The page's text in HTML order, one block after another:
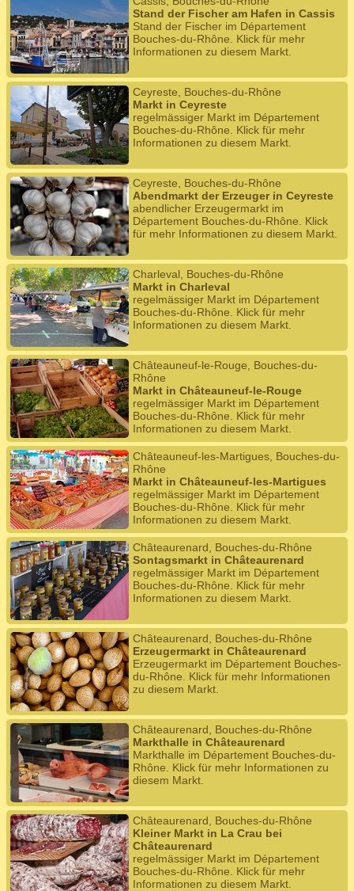
Stand der Fischer am Hafen in Cassis
Stand der Fischer im Département
Bouches-du-Rhône. Klick für mehr
Informationen zu diesem Markt.
Ceyreste, Bouches-du-Rhône
Markt in Ceyreste
regelmässiger Markt im Département
Bouches-du-Rhône. Klick für mehr
Informationen zu diesem Markt.
Ceyreste, Bouches-du-Rhône
Abendmarkt der Erzeuger in Ceyreste
abendlicher Erzeugermarkt im
Département Bouches-du-Rhône. Klick
für mehr Informationen zu diesem Markt.
Charleval, Bouches-du-Rhône
Markt in Charleval
regelmässiger Markt im Département
Bouches-du-Rhône. Klick für mehr
Informationen zu diesem Markt.
Châteauneuf-le-Rouge, Bouches-du-
Rhône
Markt in Châteauneuf-le-Rouge
regelmässiger Markt im Département
Bouches-du-Rhône. Klick für mehr
Informationen zu diesem Markt.
Châteauneuf-les-Martigues, Bouches-du-
Rhône
Markt in Châteauneuf-les-Martigues
regelmässiger Markt im Département
Bouches-du-Rhône. Klick für mehr
Informationen zu diesem Markt.
Châteaurenard, Bouches-du-Rhône
Sontagsmarkt in Châteaurenard
regelmässiger Markt im Département
Bouches-du-Rhône. Klick für mehr
Informationen zu diesem Markt.
Châteaurenard, Bouches-du-Rhône
Erzeugermarkt in Châteaurenard
Erzeugermarkt im Département Bouches-
du-Rhône. Klick für mehr Informationen
zu diesem Markt.
Châteaurenard, Bouches-du-Rhône
Markthalle in Châteaurenard
Markthalle im Département Bouches-du-
Rhône. Klick für mehr Informationen zu
diesem Markt.
Châteaurenard, Bouches-du-Rhône
Kleiner Markt in La Crau bei
Châteaurenard
regelmässiger Markt im Département
Bouches-du-Rhône. Klick für mehr
Informationen zu diesem Markt.